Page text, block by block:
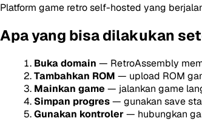
Platform game retro self-hosted yang
Apa yang bisa dilakukan
Buka domain — RetroAssembly
Tambahkan ROM — upload ROM
Mainkan game — jalankan game
Simpan progres— gunakan save
Gunakan kontroler— hubungkan